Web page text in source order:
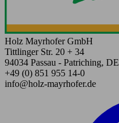
Holz Mayrhofer GmbH
Tittlinger Str. 20 + 34
94034 Passau - Patriching, DE
+49 (0) 851 955 14-0
info@holz-mayrhofer.de